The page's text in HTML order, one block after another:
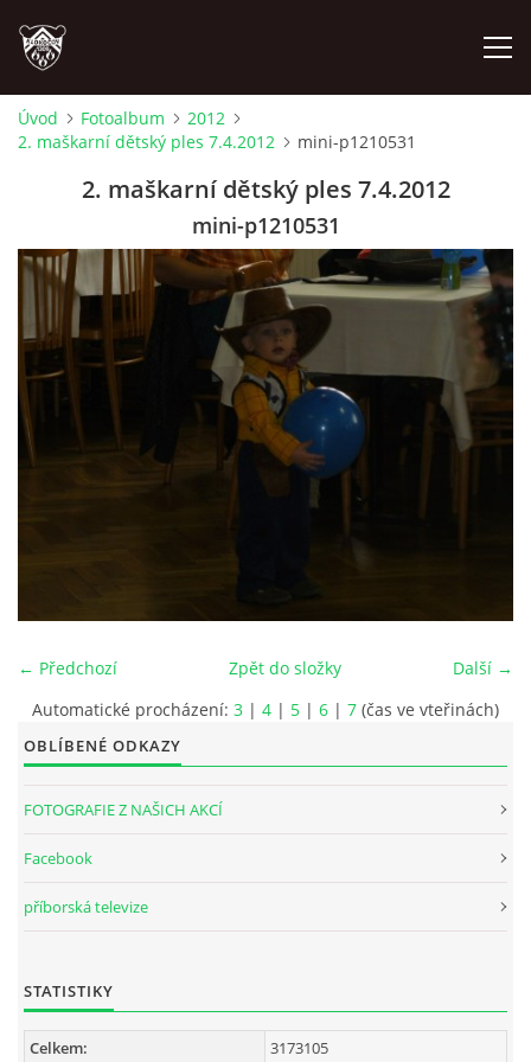
ÚVOD
PROBĚHLÉ AKCE
NOVINKY
FOTOALBUM
Úvod Fotoalbum
2012
2. maškarní dětský ples 7.4.2012
mini-p1210531
2. maškarní dětský ples 7.4.2012
mini-p1210531
← Předchozí Další →
Zpět do složky
Automatické procházení: 3 | 4 | 5 | 6 | 7 (čas ve vteřinách)
OBLÍBENÉ ODKAZY
FOTOGRAFIE Z NAŠICH AKCÍ
Facebook
příborská televize
STATISTIKY
Celkem: 3173105